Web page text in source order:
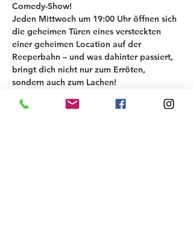
Comedy-Show!
Jeden Mittwoch um 19:00 Uhr öffnen sich
die geheimen Türen eines versteckten
einer geheimen Location auf der
Reeperbahn – und was dahinter passiert,
bringt dich nicht nur zum Erröten,
sondern auch zum Lachen!
Bei der KINKY COMEDY New Material